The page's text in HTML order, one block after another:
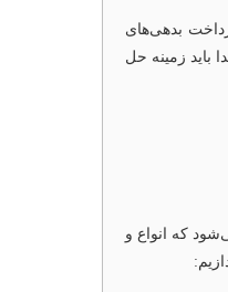
بدهی‌های
باید زمینه حل
که انواع و